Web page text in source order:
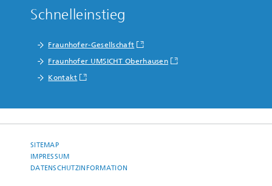
Schnelleinstieg
Fraunhofer-Gesellschaft
Fraunhofer UMSICHT Oberhausen
Kontakt
SITEMAP
IMPRESSUM
DATENSCHUTZINFORMATION